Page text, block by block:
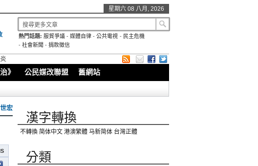
星期六 08 八月, 2026
熱門話題: 服貿爭議 -媒體自律 -公共電視 - 民主危機
- 社會新聞 - 捐款徵信
》 公民媒改聯盟 舊網站
宏
漢字轉換
不轉換 简体中文 港澳繁體 马新简体 台灣正體
分類